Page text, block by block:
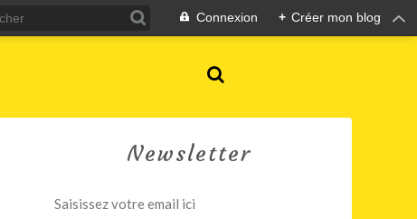
Connexion + Créer mon blog
Newsletter